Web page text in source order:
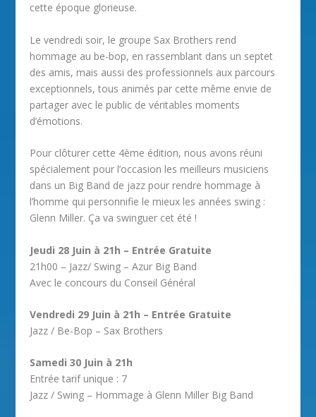
cette époque glorieuse.
Le vendredi soir, le groupe Sax Brothers rend
hommage au be-bop, en rassemblant dans un septet
des amis, mais aussi des professionnels aux parcours
exceptionnels, tous animés par cette même envie de
partager avec le public de véritables moments
d’émotions.
Pour clôturer cette 4ème édition, nous avons réuni
spécialement pour l’occasion les meilleurs musiciens
dans un Big Band de jazz pour rendre hommage à
l’homme qui personnifie le mieux les années swing :
Glenn Miller. Ça va swinguer cet été !
Jeudi 28 Juin à 21h – Entrée Gratuite
21h00 – Jazz/ Swing – Azur Big Band
Avec le concours du Conseil Général
Vendredi 29 Juin à 21h – Entrée Gratuite
Jazz / Be-Bop – Sax Brothers
Samedi 30 Juin à 21h
Entrée tarif unique : 7
Jazz / Swing – Hommage à Glenn Miller Big Band